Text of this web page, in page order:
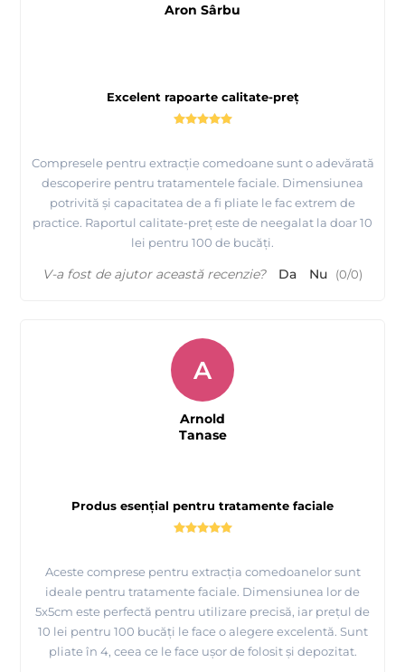
Excelent rapoarte calitate-preț
Compresele pentru extracție comedoane sunt o adevărată
descoperire pentru tratamentele faciale. Dimensiunea
potrivită și capacitatea de a fi pliate le fac extrem de
practice. Raportul calitate-preț este de neegalat la doar 10
lei pentru 100 de bucăți.
Aron Sârbu
V-a fost de ajutor această recenzie? Da Nu (0/0)
Produs esențial pentru tratamente faciale
Aceste comprese pentru extracția comedoanelor sunt
ideale pentru tratamente faciale. Dimensiunea lor de
5x5cm este perfectă pentru utilizare precisă, iar prețul de
10 lei pentru 100 bucăți le face o alegere excelentă. Sunt
pliate în 4, ceea ce le face ușor de folosit și depozitat.
A
Arnold
Tanase